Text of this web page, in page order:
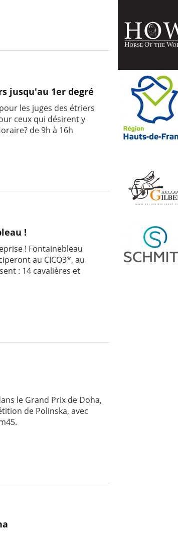
jusqu'au 1er degré
les juges des étriers
ceux qui désirent y
de 9h à 16h
!
! Fontainebleau
au CICO3*, au
: 14 cavalières et
le Grand Prix de Doha,
de Polinska, avec